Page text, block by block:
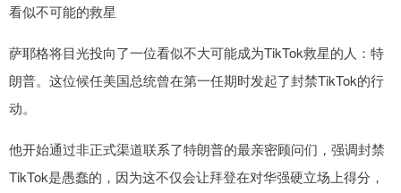
看似不可能的救星
萨耶格将目光投向了一位看似不大可能成为TikTok救星的人：特
朗普。这位候任美国总统曾在第一任期时发起了封禁TikTok的行
动。
他开始通过非正式渠道联系了特朗普的最亲密顾问们，强调封禁
TikTok是愚蠢的，因为这不仅会让拜登在对华强硬立场上得分，